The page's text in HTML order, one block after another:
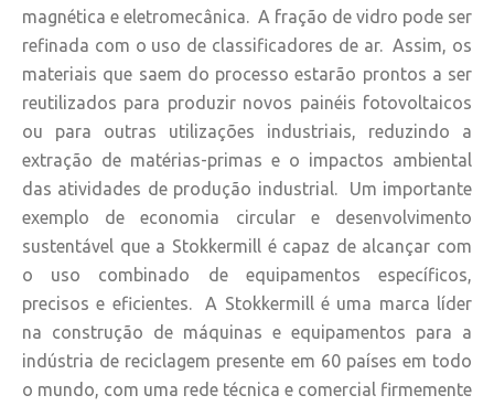
magnética e eletromecânica. A fração de vidro pode ser
refinada com o uso de classificadores de ar. Assim, os
materiais que saem do processo estarão prontos a ser
reutilizados para produzir novos painéis fotovoltaicos
ou para outras utilizações industriais, reduzindo a
extração de matérias-primas e o impactos ambiental
das atividades de produção industrial. Um importante
exemplo de economia circular e desenvolvimento
sustentável que a Stokkermill é capaz de alcançar com
o uso combinado de equipamentos específicos,
precisos e eficientes. A Stokkermill é uma marca líder
na construção de máquinas e equipamentos para a
indústria de reciclagem presente em 60 países em todo
o mundo, com uma rede técnica e comercial firmemente